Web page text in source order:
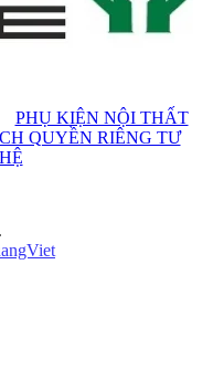
PHỤ KIỆN NỘI THẤT
QUYỀN RIÊNG TƯ